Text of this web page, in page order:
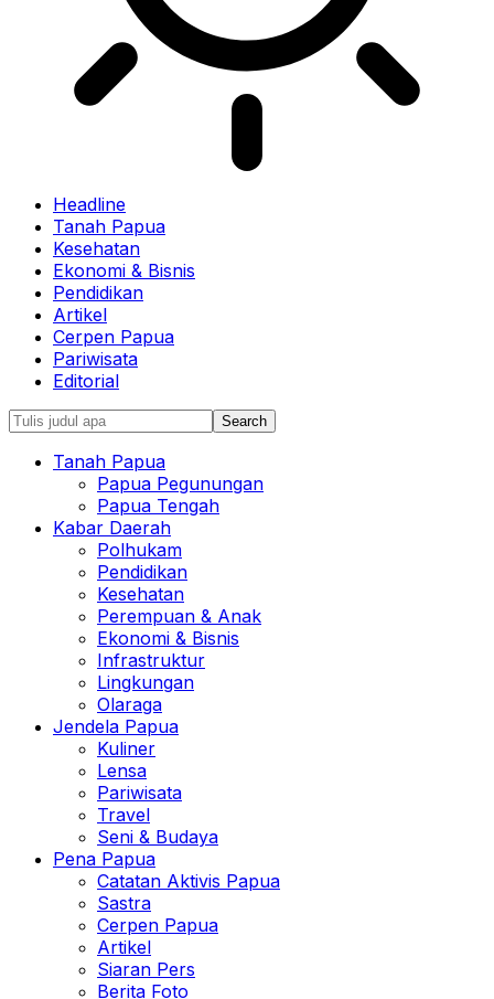
Headline
Tanah Papua
Kesehatan
Ekonomi & Bisnis
Pendidikan
Artikel
Cerpen Papua
Pariwisata
Editorial
Tanah Papua
Papua Pegunungan
Papua Tengah
Kabar Daerah
Polhukam
Pendidikan
Kesehatan
Perempuan & Anak
Ekonomi & Bisnis
Infrastruktur
Lingkungan
Olaraga
Jendela Papua
Kuliner
Lensa
Pariwisata
Travel
Seni & Budaya
Pena Papua
Catatan Aktivis Papua
Sastra
Cerpen Papua
Artikel
Siaran Pers
Berita Foto